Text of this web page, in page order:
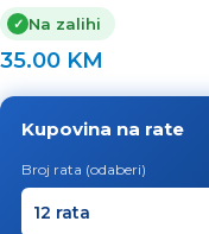
✓ Na zalihi
35.00 KM
Kupovina na rate
Broj rata (odaberi)